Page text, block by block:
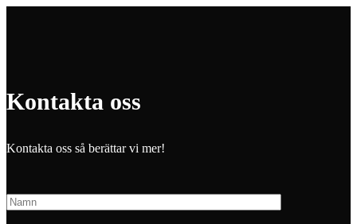
Kontakta oss
Kontakta oss så berättar vi mer!